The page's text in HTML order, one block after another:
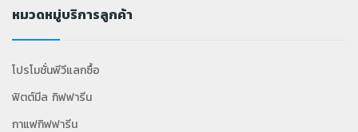
หมวดหมู่บริการลูกค้า
โปรโมชั่นพีวีแลกซื้อ
ฟิตต์มีล กิฟฟารีน
กาแฟกิฟฟารีน